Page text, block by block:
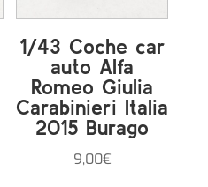
1/43 Coche car
auto Alfa
Romeo Giulia
Carabinieri Italia
2015 Burago
9,00€